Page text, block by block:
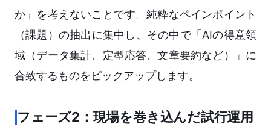
か」を考えないことです。純粋なペインポイント
（課題）の抽出に集中し、その中で「AIの得意領
域（データ集計、定型応答、文章要約など）」に
合致するものをピックアップします。
フェーズ2：現場を巻き込んだ試行運用